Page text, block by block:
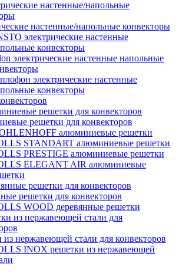
настенные/напольные конвекторы
электрические настенные
конвекторы
электрические настенные напольные
электрические настенные
конвекторы
решетки для конвекторов
алюминиевые решетки
STANDART алюминиевые решетки
PRESTIGE алюминиевые решетки
ELEGANT AIR алюминиевые
решетки для конвекторов
WOOD деревянные решетки
из нержавеющей стали для конвекторов
INOX решетки из нержавеющей